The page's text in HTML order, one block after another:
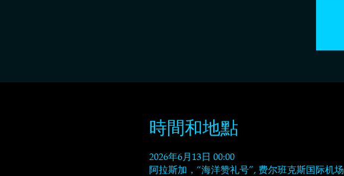
時間和地點
2026年6月13日 00:00
阿拉斯加，“海洋赞礼号”, 费尔班克斯国际机场